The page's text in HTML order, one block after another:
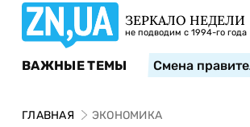
ЗЕРКАЛО НЕДЕЛИ
не подводим с 1994-го года
ВАЖНЫЕ ТЕМЫ Смена
ГЛАВНАЯ ЭКОНОМИКА